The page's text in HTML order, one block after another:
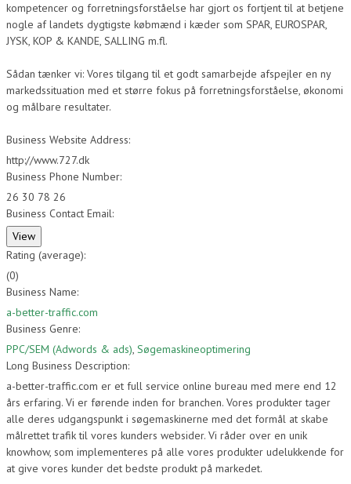
kompetencer og forretningsforståelse har gjort os fortjent til at betjene
nogle af landets dygtigste købmænd i kæder som SPAR, EUROSPAR,
JYSK, KOP & KANDE, SALLING m.fl.
Sådan tænker vi: Vores tilgang til et godt samarbejde afspejler en ny
markedssituation med et større fokus på forretningsforståelse, økonomi
og målbare resultater.
Business Website Address:
http://www.727.dk
Business Phone Number:
26 30 78 26
Business Contact Email:
Rating (average):
(0)
Business Name:
a-better-traffic.com
Business Genre:
PPC/SEM (Adwords & ads), Søgemaskineoptimering
Long Business Description:
a-better-traffic.com er et full service online bureau med mere end 12
års erfaring. Vi er førende inden for branchen. Vores produkter tager
alle deres udgangspunkt i søgemaskinerne med det formål at skabe
målrettet trafik til vores kunders websider. Vi råder over en unik
knowhow, som implementeres på alle vores produkter udelukkende for
at give vores kunder det bedste produkt på markedet.